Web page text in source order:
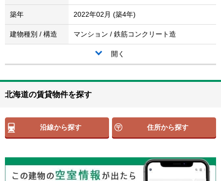
築年 2022年02月 (築4年)
建物種別 / 構造 マンション / 鉄筋コンクリート造
開く
北海道の賃貸物件を探す
沿線から探す 住所から探す